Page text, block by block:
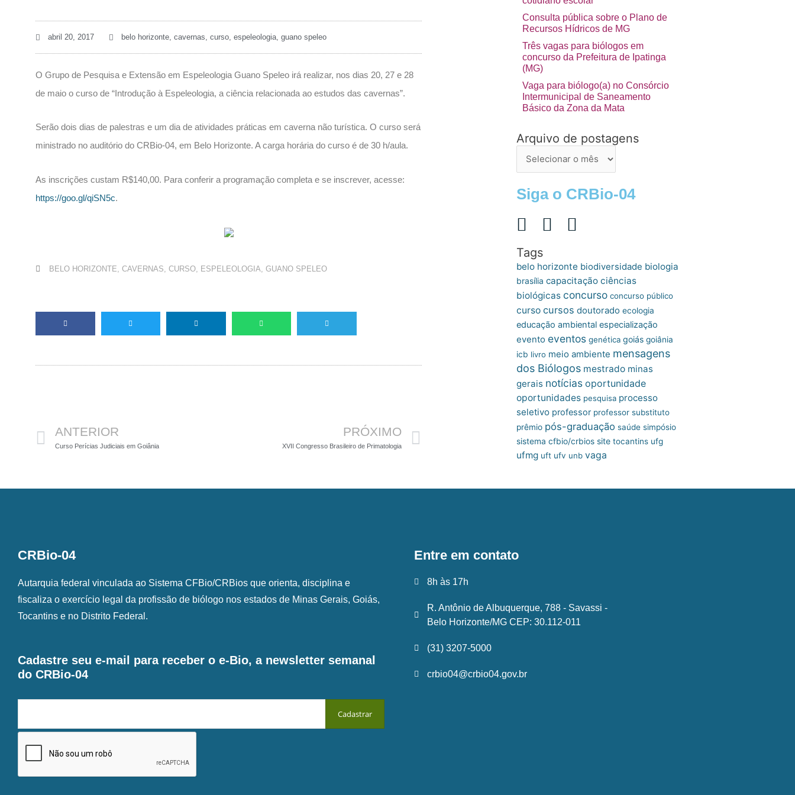
abril 20, 2017 belo horizonte, cavernas, curso, espeleologia, guano speleo
O Grupo de Pesquisa e Extensão em Espeleologia Guano Speleo irá realizar, nos dias 20, 27 e 28
de maio o curso de “Introdução à Espeleologia, a ciência relacionada ao estudos das cavernas”.
Serão dois dias de palestras e um dia de atividades práticas em caverna não turística. O curso será
ministrado no auditório do CRBio-04, em Belo Horizonte. A carga horária do curso é de 30 h/aula.
As inscrições custam R$140,00. Para conferir a programação completa e se inscrever, acesse:
https://goo.gl/qiSN5c.
BELO HORIZONTE, CAVERNAS, CURSO, ESPELEOLOGIA, GUANO SPELEO
ANTERIOR
Curso Perícias Judiciais em Goiânia
PRÓXIMO
XVII Congresso Brasileiro de Primatologia
Consulta pública sobre o Plano de
Recursos Hídricos de MG
Três vagas para biólogos em
concurso da Prefeitura de Ipatinga
(MG)
Vaga para biólogo(a) no Consórcio
Intermunicipal de Saneamento
Básico da Zona da Mata
Arquivo de postagens
Arquivo
postagens
Siga o CRBio-04
Tags
belo horizonte biodiversidade biologia
brasília capacitação ciências
biológicas concurso concurso público
curso cursos doutorado ecologia
educação ambiental especialização
evento eventos genética goiás goiânia
icb livro meio ambiente mensagens
dos Biólogos mestrado minas
gerais notícias oportunidade
oportunidades pesquisa processo
seletivo professor professor substituto
prêmio pós-graduação saúde simpósio
sistema cfbio/crbios site tocantins ufg
ufmg uft ufv unb vaga
CRBio-04
Autarquia federal vinculada ao Sistema CFBio/CRBios que orienta, disciplina e
fiscaliza o exercício legal da profissão de biólogo nos estados de Minas Gerais, Goiás,
Tocantins e no Distrito Federal.
Cadastre seu e-mail para receber o e-Bio, a newsletter semanal
do CRBio-04
Entre em contato
8h às 17h
R. Antônio de Albuquerque, 788 - Savassi -
Belo Horizonte/MG CEP: 30.112-011
(31) 3207-5000
crbio04@crbio04.gov.br